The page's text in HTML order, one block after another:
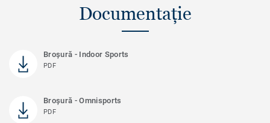
Documentație
Broșură - Indoor Sports
PDF
Broșură - Omnisports
PDF